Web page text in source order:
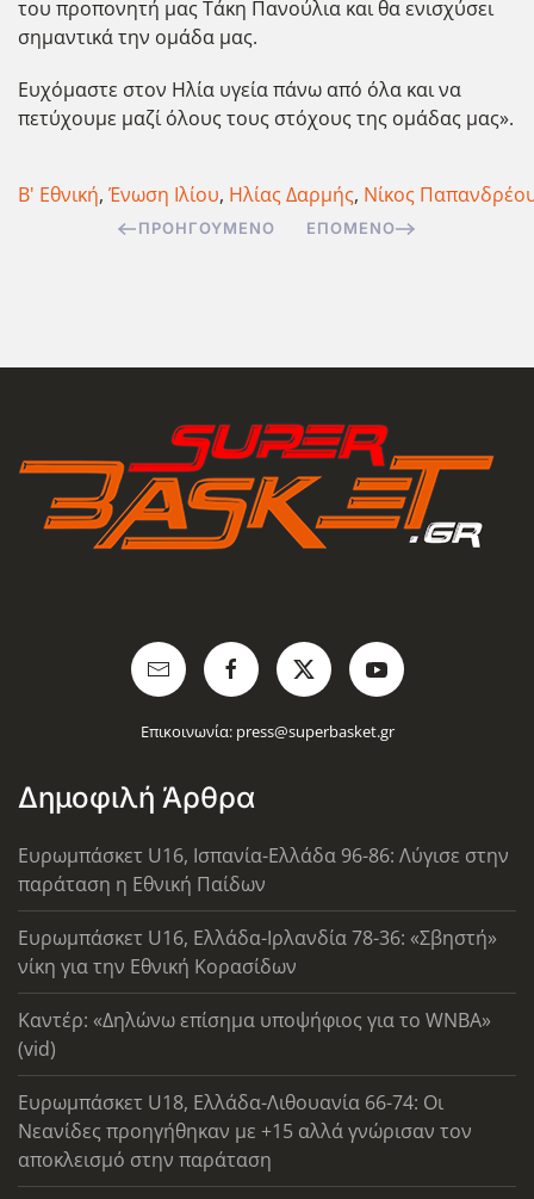
του προπονητή μας Τάκη Πανούλια και θα ενισχύσει
σημαντικά την ομάδα μας.
Ευχόμαστε στον Ηλία υγεία πάνω από όλα και να
πετύχουμε μαζί όλους τους στόχους της ομάδας μας».
Β' Εθνική, Ένωση Ιλίου, Ηλίας Δαρμής, Νίκος
ΠΡΟΗΓΟΎΜΕΝΟ ΕΠΌΜΕΝΟ
Επικοινωνία: press@superbasket.gr
Δημοφιλή Άρθρα
Ευρωμπάσκετ U16, Ισπανία-Ελλάδα 96-86: Λύγισε στην
παράταση η Εθνική Παίδων
Ευρωμπάσκετ U16, Ελλάδα-Ιρλανδία 78-36: «Σβηστή»
νίκη για την Εθνική Κορασίδων
Καντέρ: «Δηλώνω επίσημα υποψήφιος για το WNBA»
(vid)
Ευρωμπάσκετ U18, Ελλάδα-Λιθουανία 66-74: Οι
Νεανίδες προηγήθηκαν με +15 αλλά γνώρισαν τον
αποκλεισμό στην παράταση